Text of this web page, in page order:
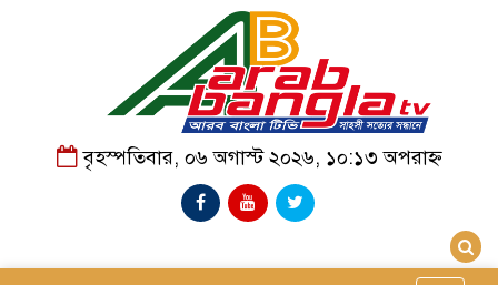
বৃহস্পতিবার, ০৬ অগাস্ট ২০২৬, ১০:১৩ অপরাহ্ন